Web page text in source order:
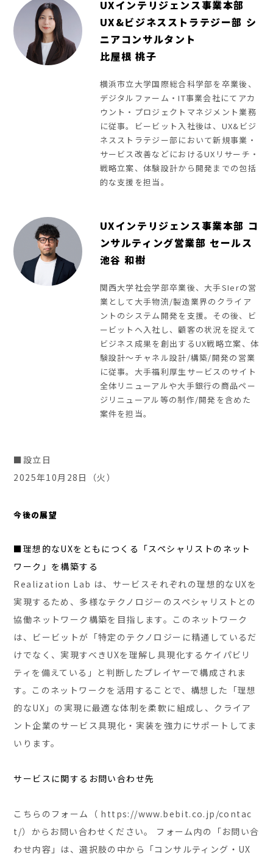
UXインテリジェンス事業本部
UX&ビジネスストラテジー部 シ
ニアコンサルタント
比屋根 桃子
横浜市立大学国際総合科学部を卒業後、
デジタルファーム・IT事業会社にてアカ
ウント・プロジェクトマネジメント業務
に従事。ビービット入社後は、UX&ビジ
ネスストラテジー部において新規事業・
サービス改善などにおけるUXリサーチ・
戦略立案、体験設計から開発までの包括
的な支援を担当。
UXインテリジェンス事業本部 コ
ンサルティング営業部 セールス
池谷 和樹
関西大学社会学部卒業後、大手SIerの営
業として大手物流/製造業界のクライア
ントのシステム開発を支援。その後、ビ
ービットへ入社し、顧客の状況を捉えて
ビジネス成果を創出するUX戦略立案、体
験設計～チャネル設計/構築/開発の営業
に従事。大手福利厚生サービスのサイト
全体リニューアルや大手銀行の商品ペー
ジリニューアル等の制作/開発を含めた
案件を担当。
■設立日
2025年10月28日（火）
今後の展望
■理想的なUXをともにつくる「スペシャリストのネット
ワーク」を構築する
Realization Lab は、サービスそれぞれの理想的なUXを
実現するため、多様なテクノロジーのスペシャリストとの
協働ネットワーク構築を目指します。このネットワーク
は、ビービットが「特定のテクノロジーに精通しているだ
けでなく、実現すべきUXを理解し具現化するケイパビリ
ティを備えている」と判断したプレイヤーで構成されま
す。このネットワークを活用することで、構想した「理想
的なUX」の実現に最適な体制を柔軟に組成し、クライア
ント企業のサービス具現化・実装を強力にサポートしてま
いります。
サービスに関するお問い合わせ先
こちらのフォーム（ https://www.bebit.co.jp/contac
t/）からお問い合わせください。 フォーム内の「お問い合
わせ内容」は、選択肢の中から「コンサルティング・UX